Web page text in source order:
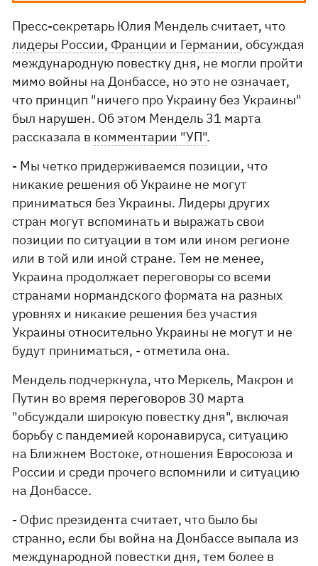
Пресс-секретарь Юлия Мендель считает, что
лидеры России, Франции и Германии, обсуждая
международную повестку дня, не могли пройти
мимо войны на Донбассе, но это не означает,
что принцип "ничего про Украину без Украины"
был нарушен. Об этом Мендель 31 марта
рассказала в комментарии "УП".
- Мы четко придерживаемся позиции, что
никакие решения об Украине не могут
приниматься без Украины. Лидеры других
стран могут вспоминать и выражать свои
позиции по ситуации в том или ином регионе
или в той или иной стране. Тем не менее,
Украина продолжает переговоры со всеми
странами нормандского формата на разных
уровнях и никакие решения без участия
Украины относительно Украины не могут и не
будут приниматься, - отметила она.
Мендель подчеркнула, что Меркель, Макрон и
Путин во время переговоров 30 марта
"обсуждали широкую повестку дня", включая
борьбу с пандемией коронавируса, ситуацию
на Ближнем Востоке, отношения Евросоюза и
России и среди прочего вспомнили и ситуацию
на Донбассе.
- Офис президента считает, что было бы
странно, если бы война на Донбассе выпала из
международной повестки дня, тем более в